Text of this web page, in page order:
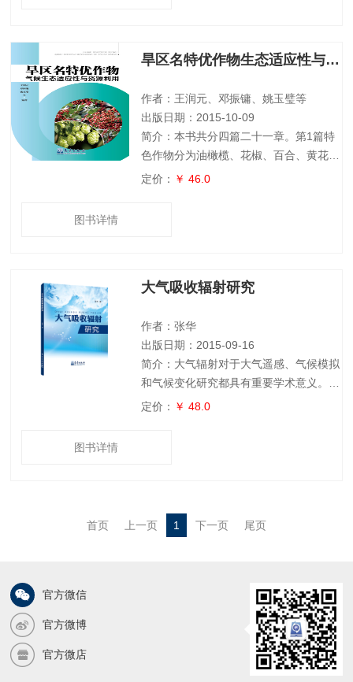
旱区名特优作物生态适应性与资源利用
作者：王润元、邓振镛、姚玉璧等
出版日期：2015-10-09
简介：本书共分四篇二十一章。第1篇特
色作物分为油橄榄、花椒、百合、黄花
菜、啤酒大麦和啤酒花等六章；第2篇瓜
分为我国水资源与旱区气候变化的基本特
利用效率的影响和提高名特优作物水分利
用效率的技术
定价： ￥ 46.0
图书详情
大气吸收辐射研究
作者：张华
出版日期：2015-09-16
简介：大气辐射对于大气遥感、气候模拟
和气候变化研究都具有重要学术意义。大
气辐射计算中一个最重要部分就是关于气
和数值解法,对从事大气辐射和大气遥感
及气候模拟等领域的研究人员和相关学者
定价： ￥ 48.0
图书详情
首页 上一页 1 下一页 尾页
官方微信
官方微博
官方微店